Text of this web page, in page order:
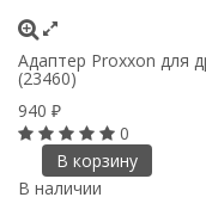
Адаптер Proxxon для
(23460)
940 ₽
0
В корзину
В наличии